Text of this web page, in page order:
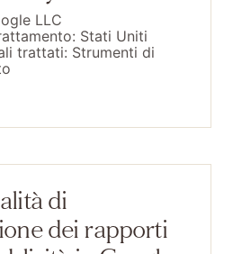
LLC
Stati Uniti
trattati: Strumenti di
di
dei rapporti